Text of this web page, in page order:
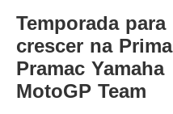
Temporada para
crescer na Prima
Pramac Yamaha
MotoGP Team